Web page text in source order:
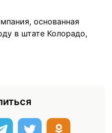
основанная
в штате Колорадо,